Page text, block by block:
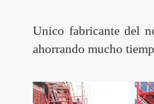
Unico fabricante del
ahorrando mucho